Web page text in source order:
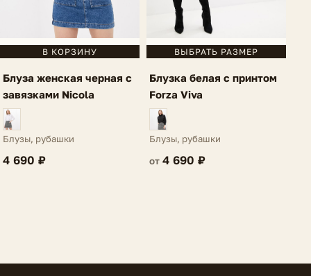
В КОРЗИНУ
Блуза женская черная с
завязками Nicola
Блузы, рубашки
4 690 ₽
ВЫБРАТЬ РАЗМЕР
Блузка белая с принтом
Forza Viva
Блузы, рубашки
от4 690 ₽